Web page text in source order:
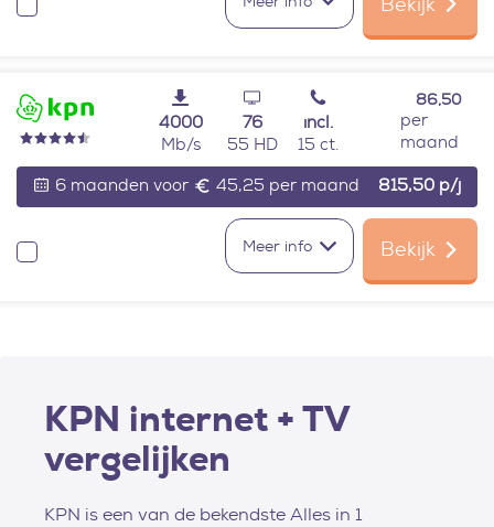
4000
Mb/s
76
55 HD
incl.
15 ct.
86,50
per
maand
6 maanden voor
45,25 per maand 815,50 p/j
Meer info Bekijk
KPN internet + TV
vergelijken
KPN is een van de bekendste Alles in 1